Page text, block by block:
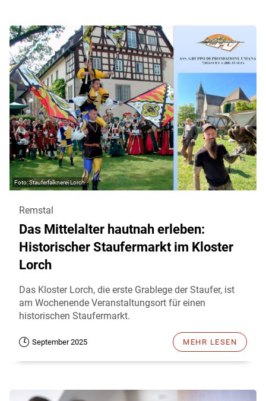
Stauferfalknerei Lorch
Remstal
Das Mittelalter hautnah erleben:
Historischer Staufermarkt im Kloster
Lorch
Das Kloster Lorch, die erste Grablege der Staufer, ist
am Wochenende Veranstaltungsort für einen
historischen Staufermarkt.
September 2025 MEHR LESEN